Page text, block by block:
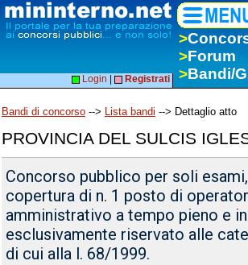
>
>Forum
>Bandi/
Login Registrati
Bandi di concorso --> Lista bandi --> Dettaglio atto
PROVINCIA DEL SULCIS
Concorso pubblico per soli
copertura di n. 1 posto di
amministrativo a tempo pieno e
esclusivamente riservato alle
di cui alla l. 68/1999.